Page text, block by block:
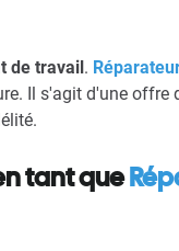
de travail.
Il s'agit d'une offre
tant que